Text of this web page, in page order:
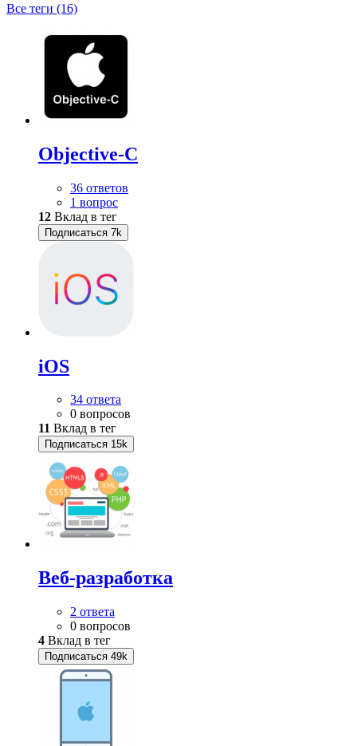
Все теги (16)
Objective-C
36 ответов
1 вопрос
12 Вклад в тег
Подписаться 7k
iOS
34 ответа
0 вопросов
11 Вклад в тег
Подписаться 15k
Веб-разработка
2 ответа
0 вопросов
4 Вклад в тег
Подписаться 49k